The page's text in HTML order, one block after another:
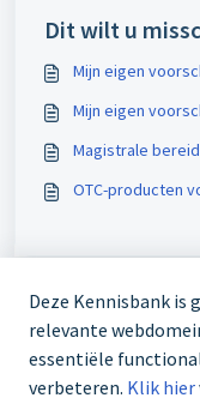
Dit wilt u
Mijn eigen
Mijn eigen
Magistrale
OTC-producten
Deze Kennisbank is
relevante
essentiële
verbeteren. Klik hier